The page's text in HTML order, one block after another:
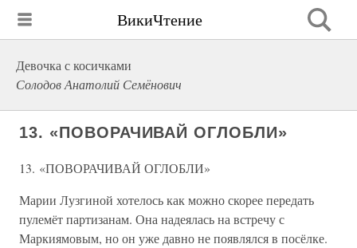
ВикиЧтение
Девочка с косичками
Солодов Анатолий Семёнович
13. «ПОВОРАЧИВАЙ ОГЛОБЛИ»
13. «ПОВОРАЧИВАЙ ОГЛОБЛИ»
Марии Лузгиной хотелось как можно скорее передать
пулемёт партизанам. Она надеялась на встречу с
Маркиямовым, но он уже давно не появлялся в посёлке.